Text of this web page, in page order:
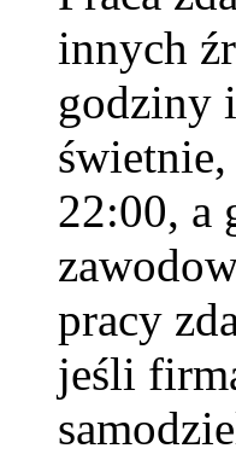
innych
godziny
22:00, a
pracy
jeśli